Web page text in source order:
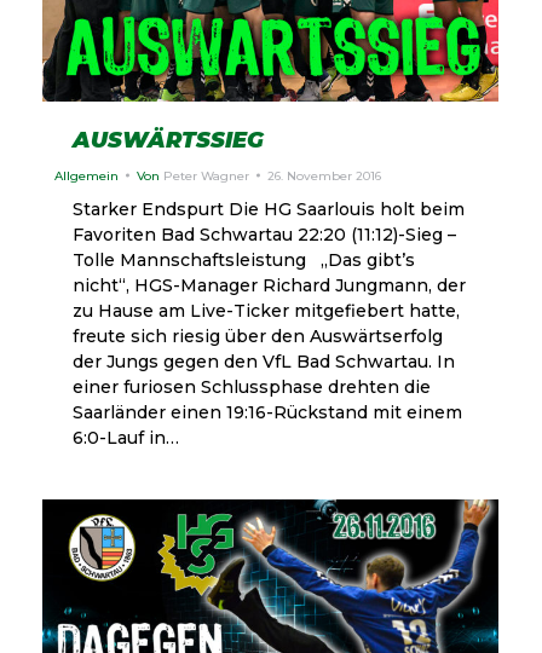
AUSWÄRTSSIEG
Allgemein Von Peter Wagner 26. November 2016
Starker Endspurt Die HG Saarlouis holt beim
Favoriten Bad Schwartau 22:20 (11:12)-Sieg –
Tolle Mannschaftsleistung „Das gibt’s
nicht“, HGS-Manager Richard Jungmann, der
zu Hause am Live-Ticker mitgefiebert hatte,
freute sich riesig über den Auswärtserfolg
der Jungs gegen den VfL Bad Schwartau. In
einer furiosen Schlussphase drehten die
Saarländer einen 19:16-Rückstand mit einem
6:0-Lauf in…